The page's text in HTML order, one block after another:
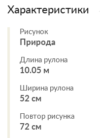
Характеристики
Рисунок
Природа
Длина рулона
10.05 м
Ширина рулона
52 см
Повтор рисунка
72 см